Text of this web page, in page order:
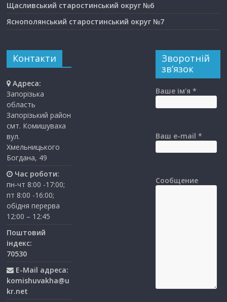
Щасливський старостинський округ №6
Яснополянський старостинський округ №7
Контакти
Адреса:
Запорізька
область
Запорізький район
смт. Комишуваха
вул.
Хмельницького
Богдана, 49
Час роботи:
пн-чт 8:00 -17:00;
пт 8:00 -16:00;
обідня перерва
12:00 – 12:45
Поштовий
індекс:
70530
E-Mail адреса:
komishuvakha@u
kr.net
Зворотній
зв’язок
Ваше ім'я *
Ваш e-mail *
Сообщение